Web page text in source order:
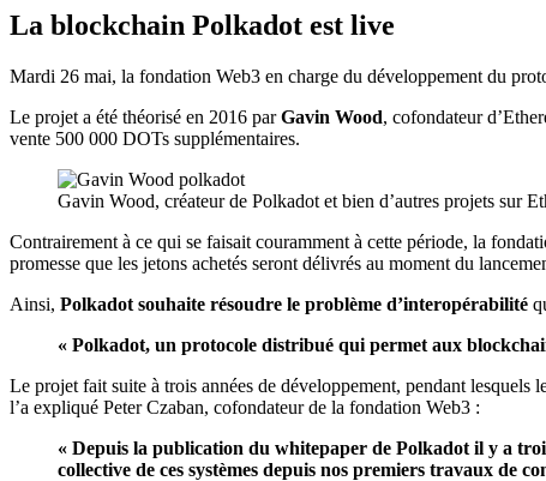
La blockchain Polkadot est live
Mardi 26 mai, la fondation Web3 en charge du développement du
Le projet a été théorisé en 2016 parGavin Wood, cofondateur
vente 500 000 DOTs supplémentaires.
Gavin Wood, créateur de Polkadot et bien d’autres projets sur
Contrairement à ce qui se faisait couramment à cette période, la
promesse que les jetons achetés seront délivrés au moment du
Ainsi, Polkadot souhaite résoudre le problème d’interopérabilité
« Polkadot, un protocole distribué qui permet aux
Le projet fait suite à trois années de développement, pendant lesquels
l’a expliqué Peter Czaban, cofondateur de la fondation Web3 :
« Depuis la publication du whitepaper de Polkadot il y a
collective de ces systèmes depuis nos premiers travaux de